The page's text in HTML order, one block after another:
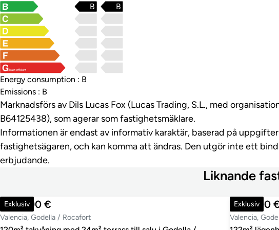
least efficient
B
B
Energy consumption : B
Emissions : B
Marknadsförs av Dils Lucas Fox (Lucas Trading, S.L., med
B64125438), som agerar som fastighetsmäklare.
Informationen är endast av informativ karaktär, baserad på
fastighetsägaren, och kan komma att ändras. Den utgör inte ett
erbjudande.
Liknande
Exklusiv
502 000 €
Valencia, Godella / Rocafort
Exklusiv
360 000
Valencia,